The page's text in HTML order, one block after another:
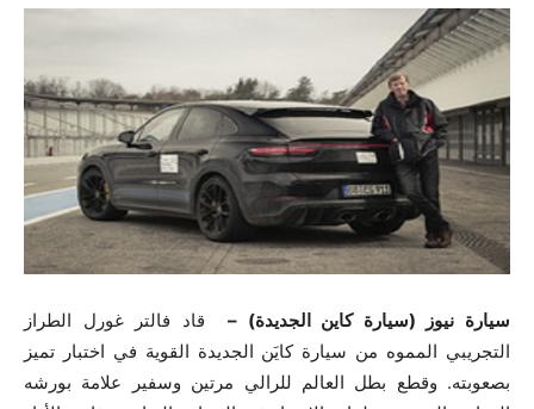
سيارة نيوز (سيارة كاين الجديدة) – قاد فالتر غورل الطراز
التجريبي المموه من سيارة كايَن الجديدة القوية في اختبار تميز
بصعوبته. وقطع بطل العالم للرالي مرتين وسفير علامة بورشه